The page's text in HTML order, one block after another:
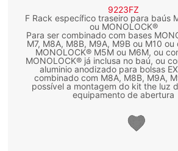
9223FZ
F Rack específico traseiro para baús
ou MONOLOCK®
Para ser combinado com bases
M7, M8A, M8B, M9A, M9B ou M10 ou
MONOLOCK® M5M ou M6M, ou
MONOLOCK® já inclusa no baú, ou
aluminio anodizado para bolsas
combinado com M8A, M8B, M9A,
possível a montagem do kit the luz
equipamento de abertura